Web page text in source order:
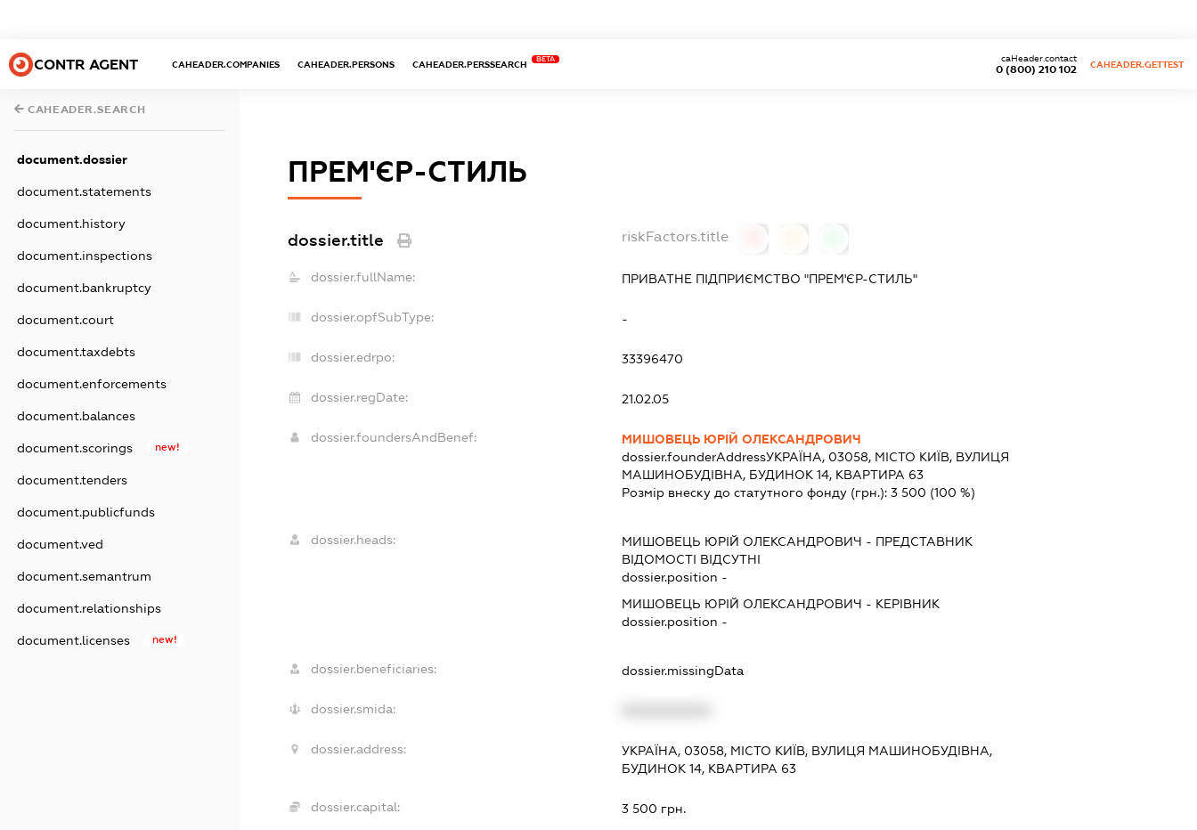
CONTR AGENT CAHEADER.COMPANIES CAHEADER.PERSONS CAHEADER.PERSSEARCH
BETA
0 (800) 210 102
caHeader.contact
CAHEADER.GETTEST
CAHEADER.SEARCH
document.dossier
document.statements
document.history
document.inspections
document.bankruptcy
document.court
document.taxdebts
document.enforcements
document.balances
document.scorings new!
document.tenders
document.publicfunds
document.ved
document.semantrum
document.relationships
document.licenses new!
ПРЕМ'ЄР-СТИЛЬ
dossier.title riskFactors.title
dossier.fullName: ПРИВАТНЕ ПІДПРИЄМСТВО "ПРЕМ'ЄР-СТИЛЬ"
dossier.opfSubType: -
dossier.edrpo: 33396470
dossier.regDate: 21.02.05
dossier.foundersAndBenef:
МИШОВЕЦЬ ЮРІЙ ОЛЕКСАНДРОВИЧ
dossier.founderAddressУКРАЇНА, 03058, МІСТО КИЇВ, ВУЛИЦЯ
МАШИНОБУДІВНА, БУДИНОК 14, КВАРТИРА 63
Розмір внеску до статутного фонду (грн.): 3 500 (100 %)
dossier.heads: МИШОВЕЦЬ ЮРІЙ ОЛЕКСАНДРОВИЧ - ПРЕДСТАВНИК
ВІДОМОСТІ ВІДСУТНІ
dossier.position -
МИШОВЕЦЬ ЮРІЙ ОЛЕКСАНДРОВИЧ - КЕРІВНИК
dossier.position -
dossier.beneficiaries: dossier.missingData
dossier.smida:
dossier.address:
УКРАЇНА, 03058, МІСТО КИЇВ, ВУЛИЦЯ МАШИНОБУДІВНА,
БУДИНОК 14, КВАРТИРА 63
dossier.capital: 3 500 грн.